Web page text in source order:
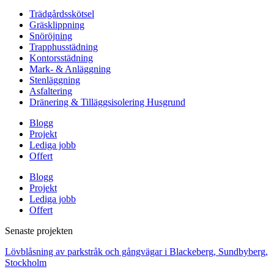
Trädgårdsskötsel
Gräsklippning
Snöröjning
Trapphusstädning
Kontorsstädning
Mark- & Anläggning
Stenläggning
Asfaltering
Dränering & Tilläggsisolering Husgrund
Blogg
Projekt
Lediga jobb
Offert
Blogg
Projekt
Lediga jobb
Offert
Senaste projekten
Lövblåsning av parkstråk och gångvägar i Blackeberg, Sundbyberg,
Stockholm